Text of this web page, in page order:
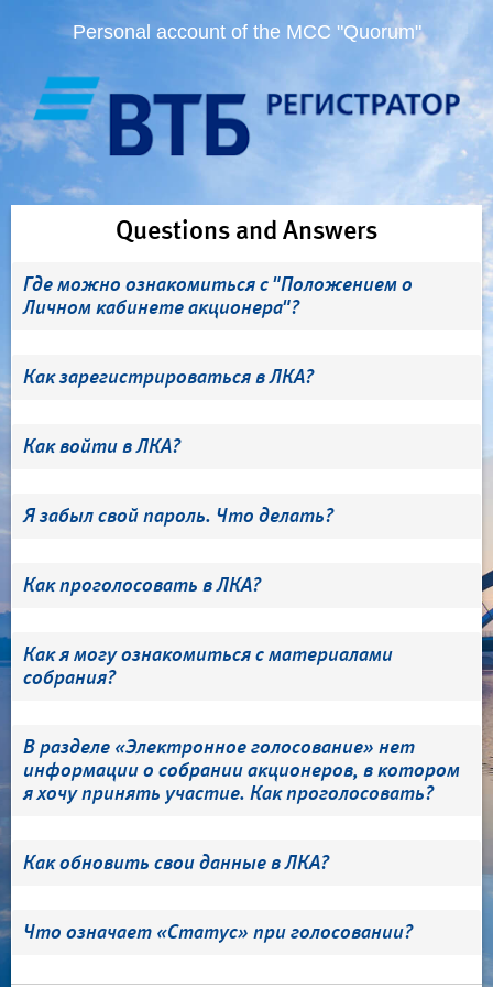
Personal account of the MCC "Quorum"
Questions and Answers
Где можно ознакомиться с "Положением о
Личном кабинете акционера"?
Как зарегистрироваться в ЛКА?
Как войти в ЛКА?
Я забыл свой пароль. Что делать?
Как проголосовать в ЛКА?
Как я могу ознакомиться с материалами
собрания?
В разделе «Электронное голосование» нет
информации о собрании акционеров, в котором
я хочу принять участие. Как проголосовать?
Как обновить свои данные в ЛКА?
Что означает «Статус» при голосовании?